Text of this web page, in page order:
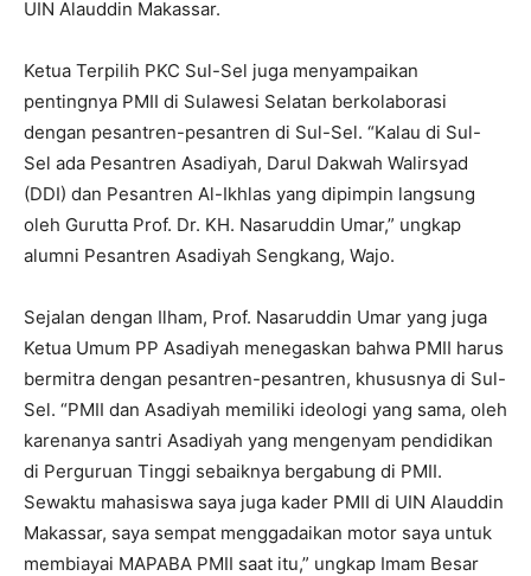
UIN Alauddin Makassar.
Ketua Terpilih PKC Sul-Sel juga menyampaikan
pentingnya PMII di Sulawesi Selatan berkolaborasi
dengan pesantren-pesantren di Sul-Sel. “Kalau di Sul-
Sel ada Pesantren Asadiyah, Darul Dakwah Walirsyad
(DDI) dan Pesantren Al-Ikhlas yang dipimpin langsung
oleh Gurutta Prof. Dr. KH. Nasaruddin Umar,” ungkap
alumni Pesantren Asadiyah Sengkang, Wajo.
Sejalan dengan Ilham, Prof. Nasaruddin Umar yang juga
Ketua Umum PP Asadiyah menegaskan bahwa PMII harus
bermitra dengan pesantren-pesantren, khususnya di Sul-
Sel. “PMII dan Asadiyah memiliki ideologi yang sama, oleh
karenanya santri Asadiyah yang mengenyam pendidikan
di Perguruan Tinggi sebaiknya bergabung di PMII.
Sewaktu mahasiswa saya juga kader PMII di UIN Alauddin
Makassar, saya sempat menggadaikan motor saya untuk
membiayai MAPABA PMII saat itu,” ungkap Imam Besar